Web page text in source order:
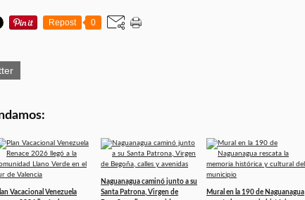
Repost 0
Vacacional Venezuela
Naguanagua caminó junto a su
Santa Patrona, Virgen de
Mural en la 190 de Naguanagua